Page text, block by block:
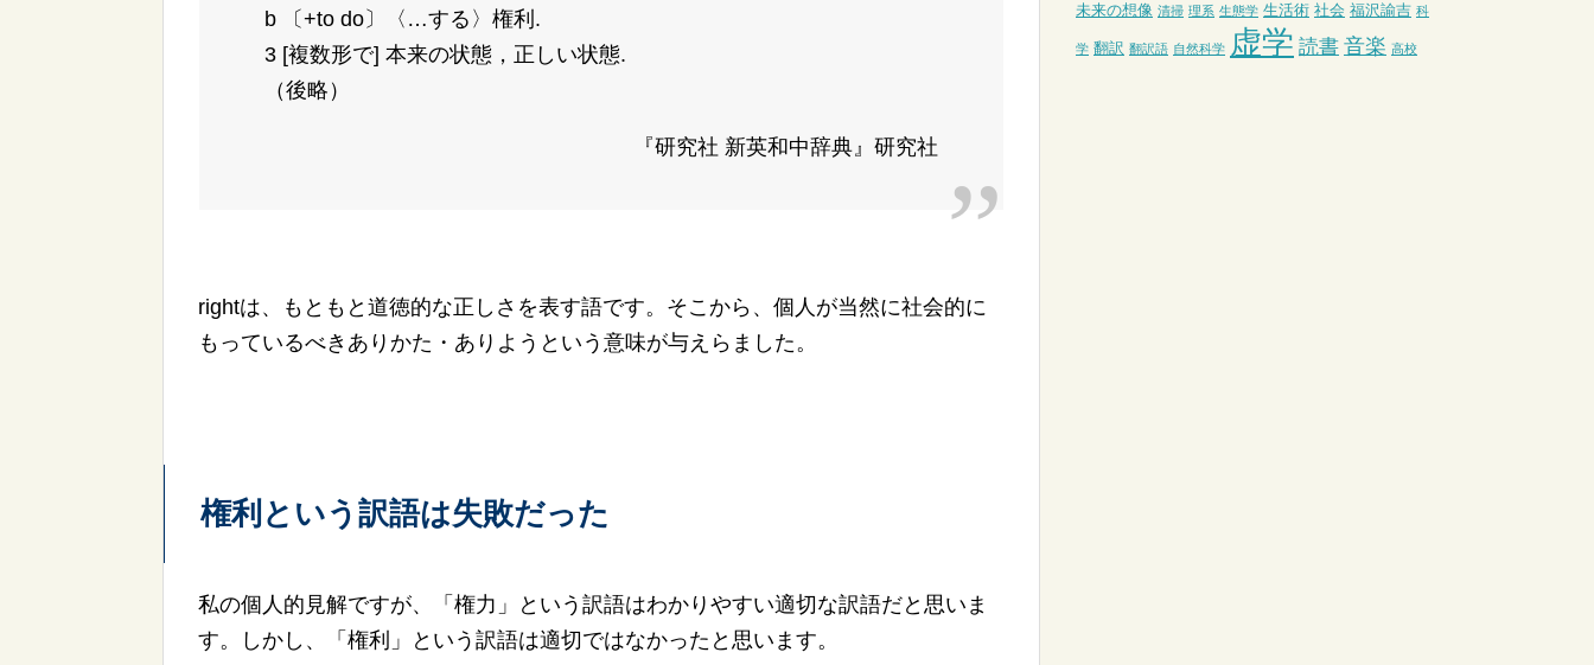
b 〔+to do〕〈…する〉権利.
3 [複数形で] 本来の状態，正しい状態.
（後略）
『研究社 新英和中辞典』研究社
rightは、もともと道徳的な正しさを表す語です。そこから、個人が当然に社会的に
もっているべきありかた・ありようという意味が与えらました。
権利という訳語は失敗だった
私の個人的見解ですが、「権力」という訳語はわかりやすい適切な訳語だと思いま
す。しかし、「権利」という訳語は適切ではなかったと思います。
未来の想像 清掃 理系 生態学 生活術 社会 福沢諭吉 科
学 翻訳 翻訳語 自然科学 虚学 読書 音楽 高校